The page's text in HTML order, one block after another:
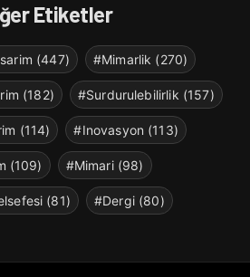
Etiketler
(447) #Mimarlik (270)
(182) #Surdurulebilirlik (157)
(114) #Inovasyon (113)
(109) #Mimari (98)
(81) #Dergi (80)